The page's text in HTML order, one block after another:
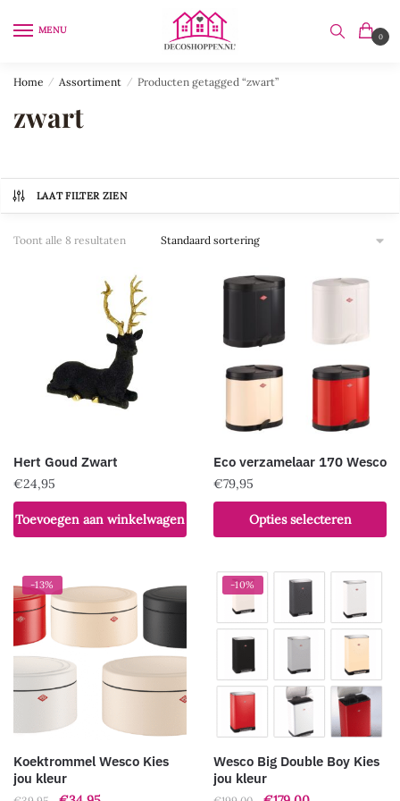
MENU
0
Home / Assortiment / Producten getagged “zwart”
zwart
LAAT FILTER ZIEN
Toont alle 8 resultaten
Hert Goud Zwart
€24,95
Toevoegen aan winkelwagen
Eco verzamelaar 170 Wesco
€79,95
Opties selecteren
product
meerdere
variaties.
Deze
optie
gekozen
worden
productpagina
-13%
Koektrommel Wesco Kies
jou kleur
-10%
Wesco Big Double Boy Kies
jou kleur